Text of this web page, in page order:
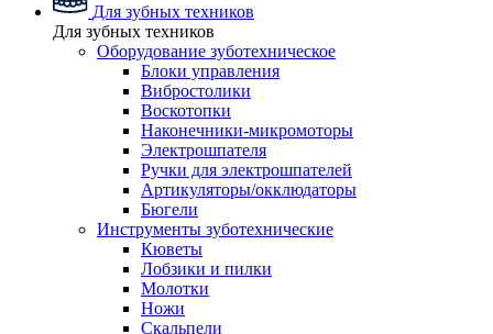
Для зубных техников
Для зубных техников
Оборудование зуботехническое
Блоки управления
Вибростолики
Воскотопки
Наконечники-микромоторы
Электрошпателя
Ручки для электрошпателей
Артикуляторы/окклюдаторы
Бюгели
Инструменты зуботехнические
Кюветы
Лобзики и пилки
Молотки
Ножи
Скальпели